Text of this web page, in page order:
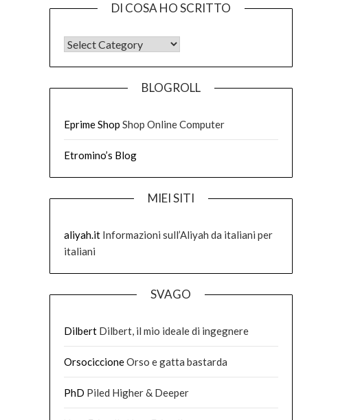
DI COSA HO SCRITTO
DI COSA HO SCRITTO
BLOGROLL
Eprime Shop Shop Online Computer
Etromino’s Blog
MIEI SITI
aliyah.itInformazioni sull’Aliyah da italiani per
italiani
SVAGO
DilbertDilbert, il mio ideale di ingegnere
OrsociccioneOrso e gatta bastarda
PhD Piled Higher & Deeper